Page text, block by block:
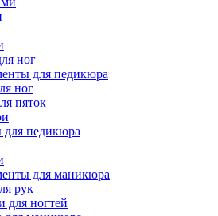
ног
для педикюра
ног
пяток
для педикюра
для маникюра
рук
для ногтей